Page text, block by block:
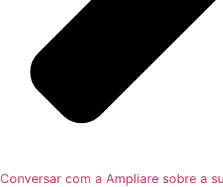
Conversar com a Ampliare sobre a